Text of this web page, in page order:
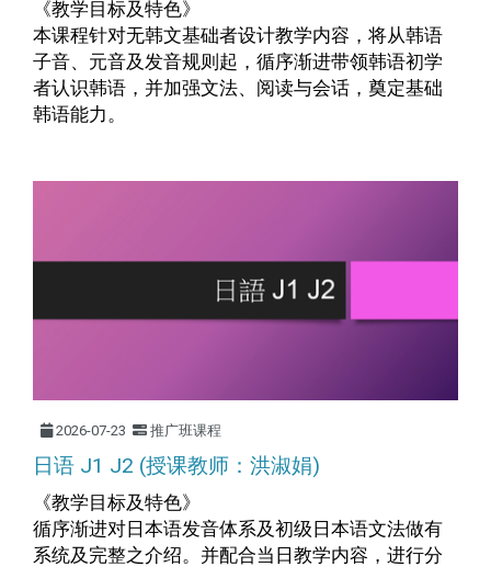
《教学目标及特色》
本课程针对无韩文基础者设计教学内容，将从韩语
子音、元音及发音规则起，循序渐进带领韩语初学
者认识韩语，并加强文法、阅读与会话，奠定基础
韩语能力。
2026-07-23 推广班课程
日语 J1 J2 (授课教师：洪淑娟)
《教学目标及特色》
循序渐进对日本语发音体系及初级日本语文法做有
系统及完整之介绍。并配合当日教学内容，进行分